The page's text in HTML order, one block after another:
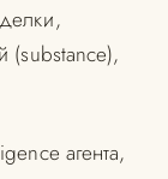
(substance),
агента,